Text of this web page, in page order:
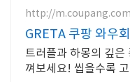
http://m.coupang.com
GRETA 쿠팡 와우
트러플과 하몽의 깊은
껴보세요! 씹을수록